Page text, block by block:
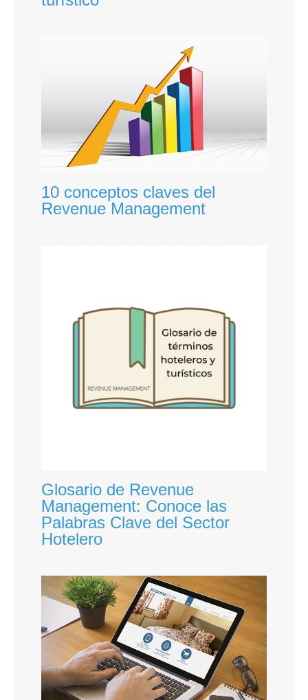
10 conceptos claves del
Revenue Management
Glosario de Revenue
Management: Conoce las
Palabras Clave del Sector
Hotelero